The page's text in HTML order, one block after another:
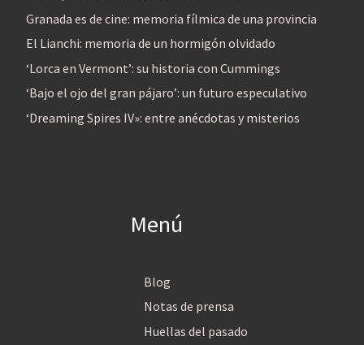
Granada es de cine: memoria fílmica de una provincia
El Lianchi: memoria de un hormigón olvidado
‘Lorca en Vermont’: su historia con Cummings
‘Bajo el ojo del gran pájaro’: un futuro especulativo
‘Dreaming Spires IV»: entre anécdotas y misterios
Menú
Blog
Notas de prensa
Huellas del pasado